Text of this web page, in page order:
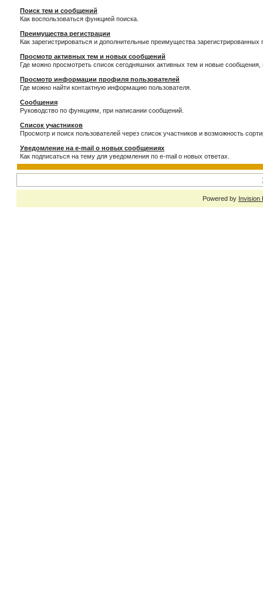
Поиск тем и сообщений
Как воспользоваться функцией поиска.
Преимущества регистрации
Как зарегистрироваться и дополнительные преимущества зарегистрированных
Просмотр активных тем и новых сообщений
Где можно просмотреть список сегодняшних активных тем и новые
Просмотр информации профиля пользователей
Где можно найти контактную информацию пользователя.
Сообщения
Руководство по функциям, при написании сообщений.
Список участников
Просмотр и поиск пользователей через список участников и возможность
Уведомление на e-mail о новых сообщениях
Как подписаться на тему для уведомления по e-mail о новых ответах.
Powered by Invision